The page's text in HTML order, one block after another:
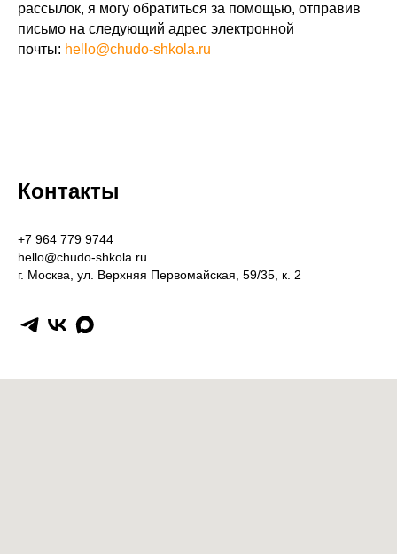
рассылок, я могу обратиться за помощью, отправив
письмо на следующий адрес электронной
почты: hello@chudo-shkola.ru
Контакты
+7 964 779 9744
hello@chudo-shkola.ru
г. Москва, ул. Верхняя Первомайская, 59/35, к. 2